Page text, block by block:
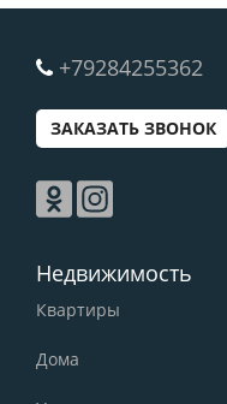
+79284255362
ЗАКАЗАТЬ ЗВОНОК
Недвижимость
Квартиры
Дома